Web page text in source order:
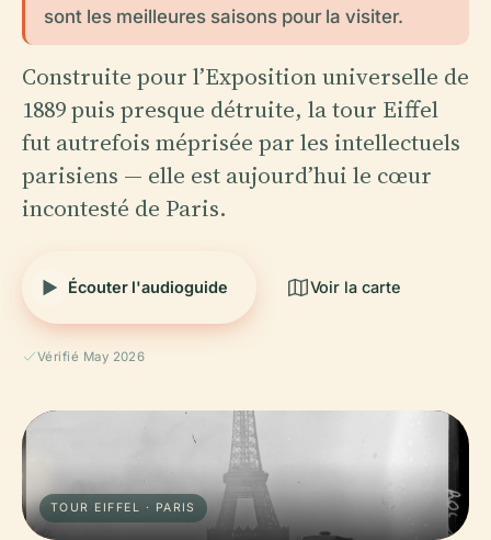
sont les meilleures saisons pour la visiter.
Construite pour l’Exposition universelle de
1889 puis presque détruite, la tour Eiffel
fut autrefois méprisée par les intellectuels
parisiens — elle est aujourd’hui le cœur
incontesté de Paris.
Écouter l'audioguide Voir la carte
Vérifié May 2026
TOUR EIFFEL · PARIS